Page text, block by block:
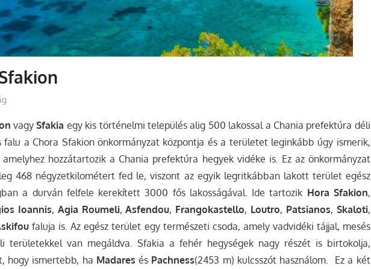
vagySfakia egy kis történelmi település alig 500 lakossal a Chania prefektúra déli
falu a Chora Sfakion önkormányzat központja és a területet leginkább úgy ismerik,
hozzátartozik a Chania prefektúra hegyek vidéke is. Ez az önkormányzat
468 négyzetkilométert fed le, viszont az egyik legritkábban lakott terület egész
a durván felfele kerekített 3000 fős lakosságával. Ide tartozik Hora Sfakion,
Ioannis, Agia Roumeli,Asfendou, Frangokastello, Loutro, Patsianos, Skaloti,
faluja is. Az egész terület egy természeti csoda, amely vadvidéki tájjal, mesés
területekkel van megáldva. Sfakia a fehér hegységek nagy részét is birtokolja,
hogy ismertebb, ha Madares és Pachness(2453 m) kulcsszót használom. Ez a két